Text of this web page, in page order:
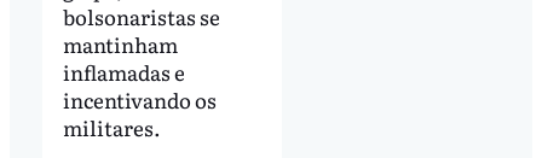
bolsonaristas se
mantinham
inflamadas e
incentivando os
militares.